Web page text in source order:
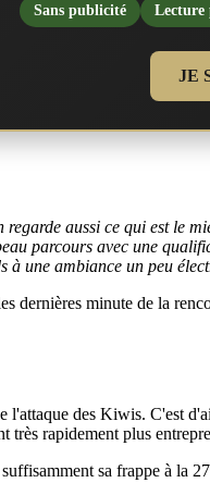
Sans publicité Lecture
JE
aussi ce qui est le
parcours avec une
à une ambiance un peu
dernières minute de la
des Kiwis. C'est
rapidement plus
sa frappe à la